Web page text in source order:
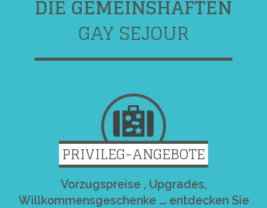
DIE GEMEINSHAFTEN
GAY SEJOUR
PRIVILEG-ANGEBOTE
Vorzugspreise , Upgrades,
Willkommensgeschenke ... entdecken Sie